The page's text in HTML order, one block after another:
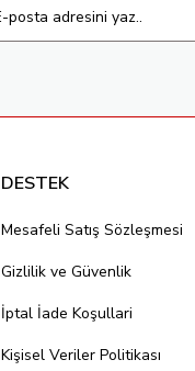
DESTEK
Mesafeli Satış Sözleşmesi
Gizlilik ve Güvenlik
İptal İade Koşullari
Kişisel Veriler Politikası